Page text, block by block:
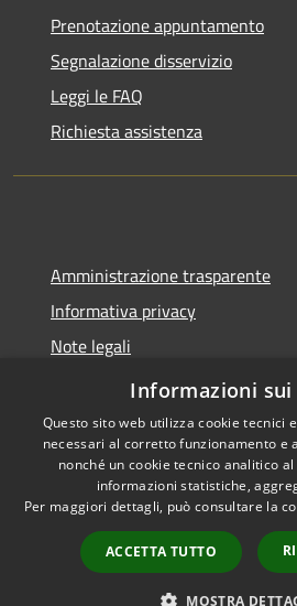
Prenotazione appuntamento
Segnalazione disservizio
Leggi le FAQ
Richiesta assistenza
Amministrazione trasparente
Informativa privacy
Note legali
Dichiarazione di accessibilità
Accessibilità
Informazioni sui
Questo sito web utilizza cookie tecnici
necessari al corretto funzionamento e
nonché un cookie tecnico analitico
informazioni statistiche,
Per maggiori dettagli, può consultare la
ACCETTA TUTTO
MOSTRA